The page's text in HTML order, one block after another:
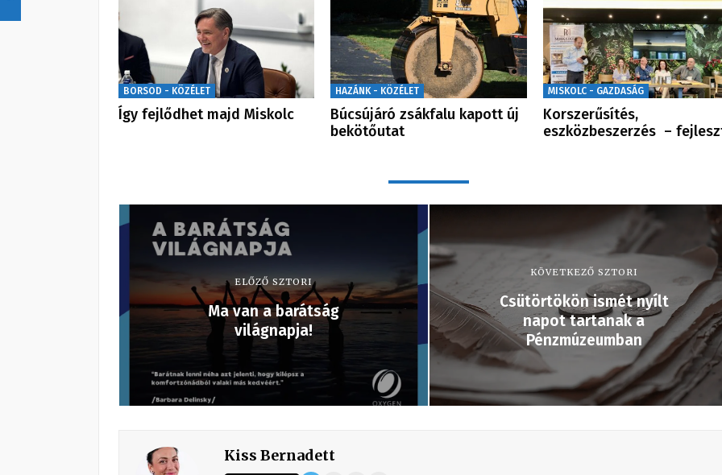
BORSOD - KÖZÉLET
Így fejlődhet majd Miskolc
HAZÁNK - KÖZÉLET
Búcsújáró zsákfalu kapott új
bekötőutat
MISKOLC - GAZDASÁG
Korszerűsítés,
eszközbeszerzés –
ELŐZŐ SZTORI
Ma van a barátság
világnapja!
KÖVETKEZŐ SZTORI
Csütörtökön ismét nyílt
napot tartanak a
Pénzmúzeumban
Kiss Bernadett